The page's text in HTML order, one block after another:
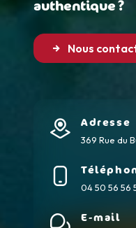
authentique ?
Nous
Adresse
369 Rue du
04 50 56 56
E-mail